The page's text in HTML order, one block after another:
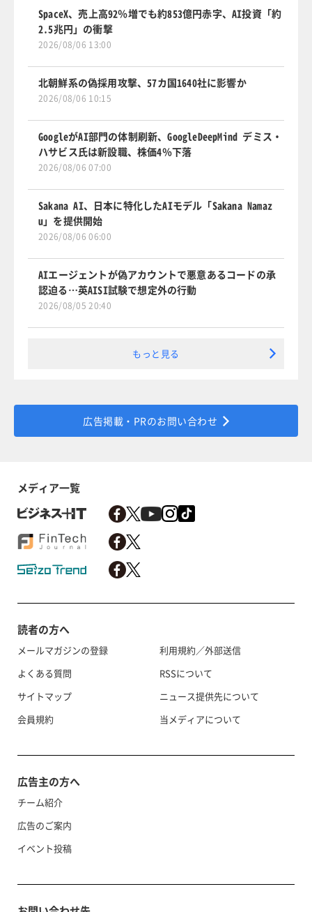
SpaceX、売上高92％増でも約853億円赤字、AI投資「約
2.5兆円」の衝撃
2026/08/06 13:00
北朝鮮系の偽採用攻撃、57カ国1640社に影響か
2026/08/06 10:15
GoogleがAI部門の体制刷新、GoogleDeepMind デミス・
ハサビス氏は新設職、株価4％下落
2026/08/06 07:00
Sakana AI、日本に特化したAIモデル「Sakana Namaz
u」を提供開始
2026/08/06 06:00
AIエージェントが偽アカウントで悪意あるコードの承
認迫る…英AISI試験で想定外の行動
2026/08/05 20:40
もっと見る
広告掲載・PRのお問い合わせ
メディア一覧
読者の方へ
メールマガジンの登録
よくある質問
サイトマップ
会員規約
利用規約／外部送信
RSSについて
ニュース提供先について
当メディアについて
広告主の方へ
チーム紹介
広告のご案内
イベント投稿